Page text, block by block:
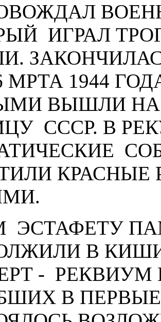
ИГРАЛ
МРТА 1944
ВЫШЛИ
СССР. В
ЭСТАФЕТУ
В
- РЕКВИУМ
В